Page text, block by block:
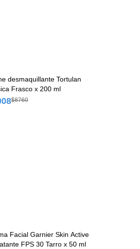
desmaquillante Tortulan
Frasco x 200 ml
$8760
Facial Garnier Skin Active
FPS 30 Tarro x 50 ml